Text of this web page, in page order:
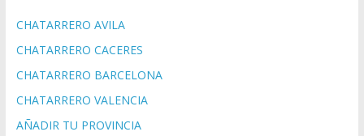
CHATARRERO AVILA
CHATARRERO CACERES
CHATARRERO BARCELONA
CHATARRERO VALENCIA
AÑADIR TU PROVINCIA